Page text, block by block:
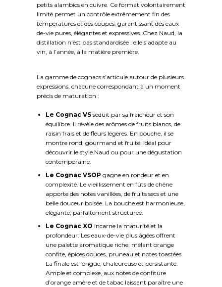
petits alambics en cuivre. Ce format volontairement
limité permet un contrôle extrêmement fin des
températures et des coupes, garantissant des eaux-
de-vie pures, élégantes et expressives. Chez Naud, la
distillation n’est pas standardisée : elle s’adapte au
vin, à l’année, à la matière première.
La gamme de cognacs s’articule autour de plusieurs
expressions, chacune correspondant à un moment
précis de maturation :
Le Cognac VS séduit par sa fraîcheur et son
équilibre. Il révèle des arômes de fruits blancs, de
raisin frais et de fleurs légères. En bouche, il se
montre rond, gourmand et fruité. idéal pour
découvrir le style Naud ou pour une dégustation
contemporaine.
Le Cognac VSOP gagne en rondeur et en
complexité. Le vieillissement en fûts de chêne
apporte des notes vanillées, de fruits secs et une
belle douceur boisée. La bouche est harmonieuse,
élégante, parfaitement structurée.
Le Cognac XO incarne la maturité et la
profondeur. Les eaux-de-vie plus âgées offrent
une palette aromatique riche, mêlant orange
confite, épices douces, pruneau et notes toastées.
La finale est longue, chaleureuse et persistante.
Ample et complexe, aux notes de confiture
d’orange amère et de tabac laissant paraître une